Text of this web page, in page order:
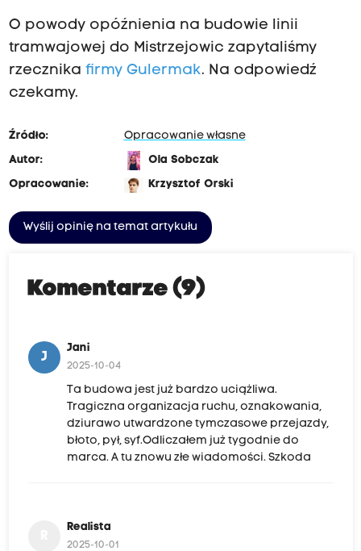
O powody opóźnienia na budowie linii
tramwajowej do Mistrzejowic zapytaliśmy
rzecznika firmy Gulermak. Na odpowiedź
czekamy.
Źródło:
Opracowanie własne
Autor:
Ola Sobczak
Opracowanie:
Krzysztof Orski
Wyślij opinię na temat artykułu
Komentarze (9)
J
Jani
2025-10-04
Ta budowa jest już bardzo uciążliwa.
Tragiczna organizacja ruchu, oznakowania,
dziurawo utwardzone tymczasowe przejazdy,
błoto, pył, syf.Odliczałem już tygodnie do
marca. A tu znowu złe wiadomości. Szkoda
Realista
2025-10-01